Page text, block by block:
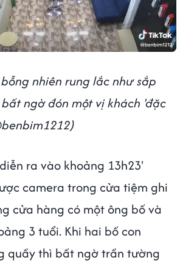
nhiên rung lắc như sắp
ngờ đón một vị khách 'đặc
ra vào khoảng 13h23'
camera trong cửa tiệm ghi
cửa hàng có một ông bố và
3 tuổi. Khi hai bố con
quầy thì bất ngờ trần tường